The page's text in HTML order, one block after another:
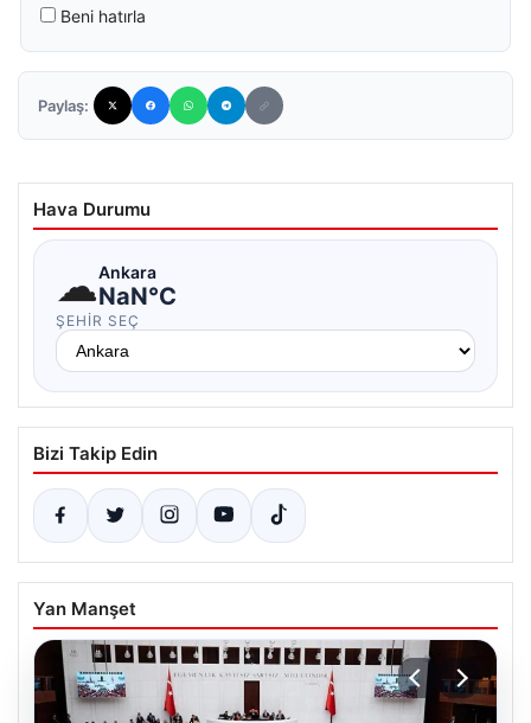
Beni hatırla
Paylaş:
Hava Durumu
☁Ankara
NaN°C
ŞEHIR SEÇ
Bizi Takip Edin
Yan Manşet